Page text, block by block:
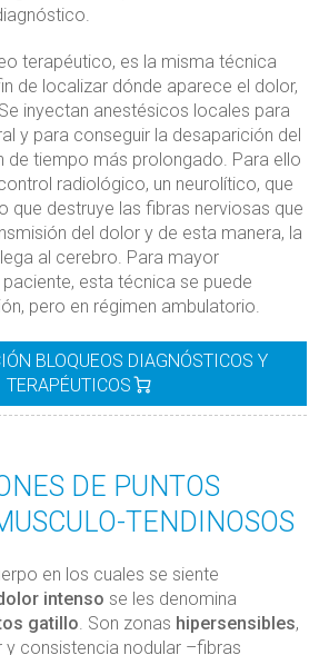
terapéutico, es la misma técnica
de localizar dónde aparece el dolor,
inyectan anestésicos locales para
y para conseguir la desaparición del
de tiempo más prolongado. Para ello
radiológico, un neurolítico, que
que destruye las fibras nerviosas que
del dolor y de esta manera, la
al cerebro. Para mayor
esta técnica se puede
pero en régimen ambulatorio.
BLOQUEOS DIAGNÓSTICOS Y
TERAPÉUTICOS
DE PUNTOS
TENDINOSOS
en los cuales se siente
intenso se les denomina
gatillo. Son zonas hipersensibles,
y consistencia nodular –fibras